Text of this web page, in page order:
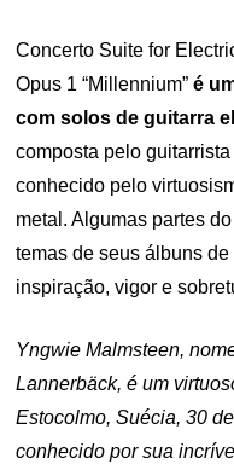
Concerto Suite for
Opus 1 “Millennium”é
com solos de guitarra
composta pelo
conhecido pelo
metal. Algumas partes
temas de seus álbuns
inspiração, vigor e
Yngwie Malmsteen,
Lannerbäck, é um
Estocolmo, Suécia, 30
conhecido por sua